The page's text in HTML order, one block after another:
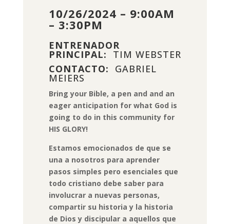
10/26/2024 – 9:00AM
– 3:30PM
ENTRENADOR
PRINCIPAL: TIM WEBSTER
CONTACTO:
GABRIEL
MEIERS
Bring your Bible, a pen and and an
eager anticipation for what God is
going to do in this community for
HIS GLORY!
Estamos emocionados de que se
una a nosotros para aprender
pasos simples pero esenciales que
todo cristiano debe saber para
involucrar a nuevas personas,
compartir su historia y la historia
de Dios y discipular a aquellos que